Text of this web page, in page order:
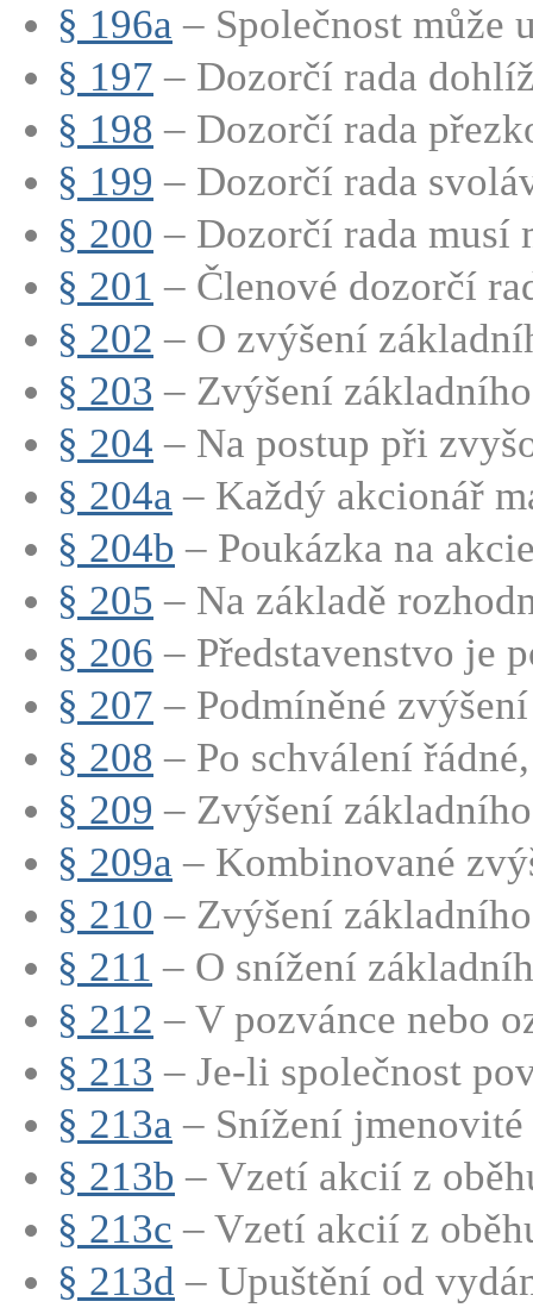
§ 196a – Společnost může
§ 197 – Dozorčí rada
§ 198 – Dozorčí rada
§ 199 – Dozorčí rada
§ 200 – Dozorčí rada musí
§ 201 – Členové dozorčí
§ 202 – O zvýšení
§ 203 – Zvýšení
§ 204 – Na postup při
§ 204a – Každý akcionář
§ 204b – Poukázka na
§ 205 – Na základě
§ 206 – Představenstvo je
§ 207 – Podmíněné
§ 208 – Po schválení
§ 209 – Zvýšení
§ 209a – Kombinované
§ 210 – Zvýšení
§ 211 – O snížení
§ 212 – V pozvánce nebo
§ 213 – Je-li společnost
§ 213a – Snížení
§ 213b – Vzetí akcií z
§ 213c – Vzetí akcií z
§ 213d – Upuštění od